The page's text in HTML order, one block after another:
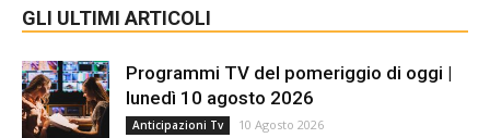
GLI ULTIMI ARTICOLI
Programmi TV del pomeriggio di oggi |
lunedì 10 agosto 2026
Anticipazioni Tv 10 Agosto 2026